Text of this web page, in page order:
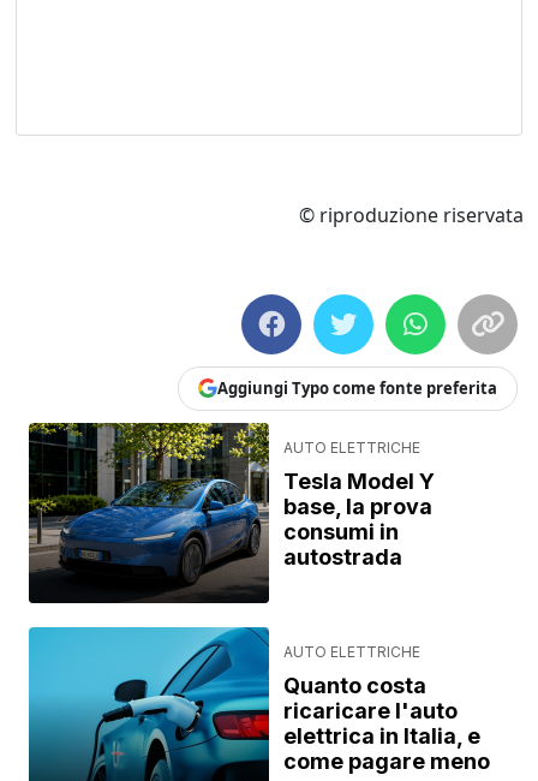
© riproduzione riservata
Aggiungi Typo come fonte preferita
AUTO ELETTRICHE
Tesla Model Y
base, la prova
consumi in
autostrada
AUTO ELETTRICHE
Quanto costa
ricaricare l'auto
elettrica in Italia, e
come pagare meno